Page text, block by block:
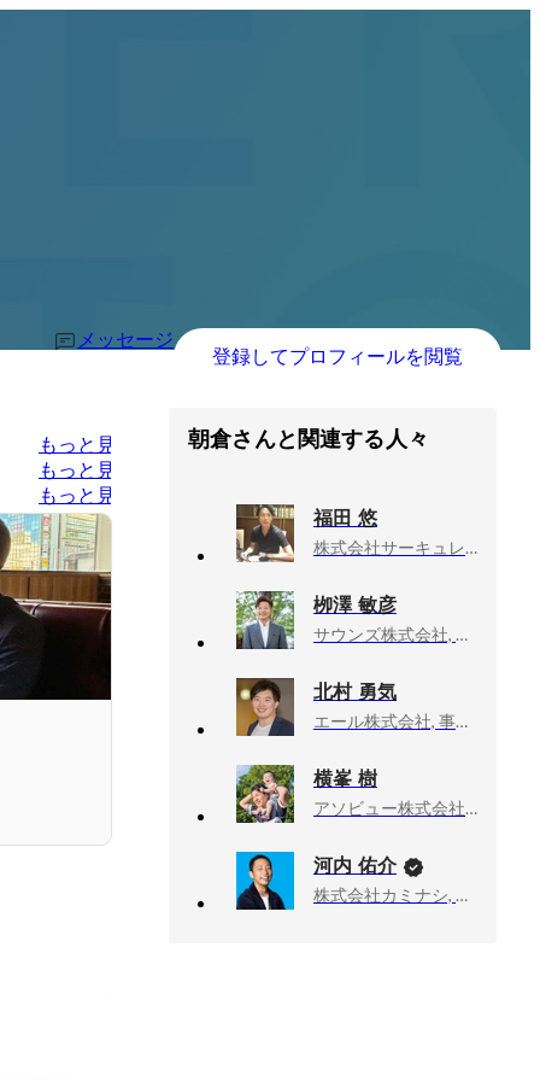
メッセージ
登録してプロフィールを閲覧
もっと見る
もっと見る
もっと見る
朝倉さんと関連する人々
福田 悠
株式会社サーキュレーション, 取締役 プロシェアリング本部管掌
栁澤 敏彦
サウンズ株式会社, 代表取締役
北村 勇気
エール株式会社, 事業開発
横峯 樹
アソビュー株式会社, 上級執行役員CPO、マーケットプレイスカンパニーCEO
河内 佑介
株式会社カミナシ, 取締役COO